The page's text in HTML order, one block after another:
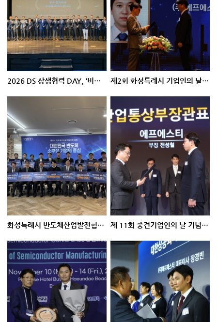
2026 DS 상생협력 DAY, ‘비용효율화 부문 최우수상’ 수상 제2회 화성특례시 기업인의 날, 기업ESG발전유공 ‘화성시장 표창’ 수상
화성특례시 반도체산업발전협의회 위원 위촉 제 11회 중견기업인의 날 기념식, 산업통상부 장관 표창 수상